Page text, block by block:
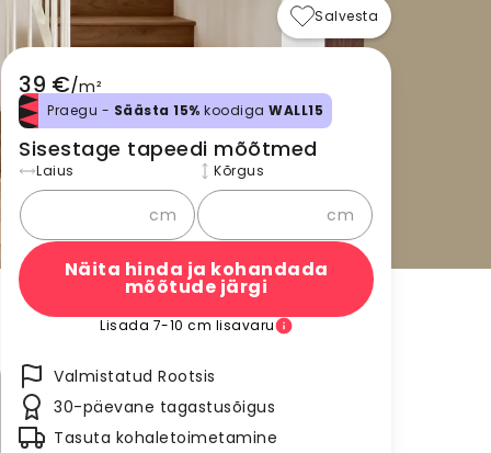
Salvesta
39 €/m²
Praegu - Säästa 15% koodiga WALL15
Sisestage tapeedi mõõtmed
Laius
cm
Kõrgus
cm
Näita hinda ja kohandada
mõõtude järgi
Lisada 7-10 cm lisavaru
Valmistatud Rootsis
30-päevane tagastusõigus
Tasuta kohaletoimetamine